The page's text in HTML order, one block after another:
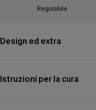
Regolabile
Design ed extra
Istruzioni per la cura